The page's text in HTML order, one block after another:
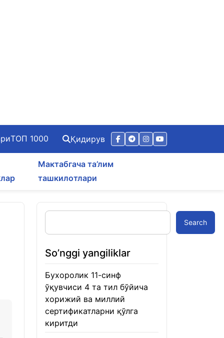
ТОП 1000 Қидирув
Мактабгача та’лим
ташкилотлари
Search
So’nggi yangiliklar
Бухоролик 11-синф
ўқувчиси 4 та тил бўйича
хорижий ва миллий
сертификатларни қўлга
киритди